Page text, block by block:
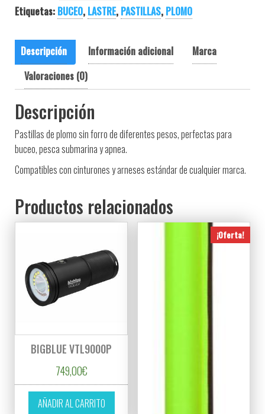
Etiquetas: BUCEO, LASTRE, PASTILLAS, PLOMO
Descripción Información adicional
Marca
Valoraciones (0)
Descripción
Pastillas de plomo sin forro de diferentes pesos, perfectas para
buceo, pesca submarina y apnea.
Compatibles con cinturones y arneses estándar de cualquier marca.
Productos relacionados
BIGBLUE VTL9000P
749,00€
AÑADIR AL CARRITO
¡Oferta!